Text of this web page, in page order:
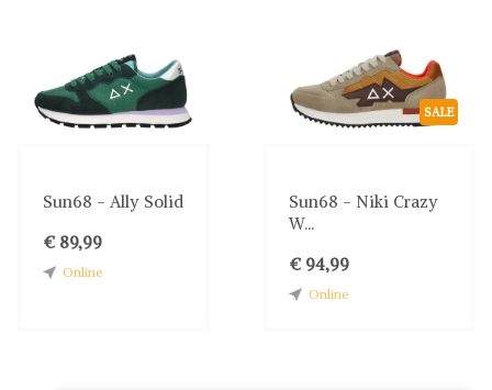
Sun68 - Ally Solid
€ 89,99
Online
SALE
Sun68 - Niki Crazy
W...
€ 94,99
Online